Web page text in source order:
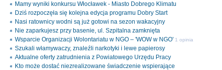
Mamy wyniki konkursu Włocławek - Miasto Dobrego Klimatu
Dziś rozpoczęła się kolejna edycja programu Dobry Start
Nasi ratownicy wodni są już gotowi na sezon wakacyjny
Nie zaparkujesz przy basenie, ul. Szpitalna zamknięta
Wsparcie Organizacji Wolontariatu w NGO – 'WOW w NGO' 1 opinia
Szukali włamywaczy, znaleźli narkotyki i lewe papierosy
Aktualne oferty zatrudnienia z Powiatowego Urzędu Pracy
Kto może dostać niezrealizowane świadczenie wspierające